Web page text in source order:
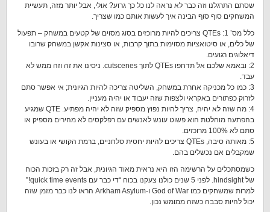
שסתם התרגלנו וזה כבר לא נראה לנו כל כך גרוע? אולי, אבל יותר מזה, תעשיית
המשחקים סוף סוף הבינה איך לעשות אותם כמו שצריך.
כלל מס’ 1: QTEs צריכים להיות מרוכזים בסוג מסוים של קטעים במשחק – תפעול
של כלים, או סיטואציות מסוימות בתוך קרבות, או סצינות אקשן במשחק שרובו
דיאלוגים רגועים.
2: ובאמא שלכם אל תדחפו QTEs לתוך cutscenes. ניסינו את זה וזה ממש לא
עבד.
3: כמו כל מכניקה אחרת במשחק, השליטה צריכה להיות הגיונית; אי אפשר סתם
לזרוק כפתורים באקראי ולצפות שזה יעבוד או יהיה מעניין.
4: מה שזה לא יהיה, צריך להיות נפוץ מספיק שזה לא יהיה מפתיע. QTE שמגיע
בהפתעה מוחלטת הוא פשוט עונש לאנשים עם רפלקסים לא מהירים מספיק או
סתם לא 100% מרוכזים.
5: מאותה סיבה, QTEs צריכים להיות יחסית סלחניים, ברמת הקושי או בעונש
שמקבלים אם נכשלים בהם.
כשמסתכלים על הרשימה הזו היא נראית מאוד הגיונית, אבל זה רק בזכות הכוח
של hindsight. לפני 5 שנים כולנו צעקנו בכוח “די כבר עם quick time events!”
למרות שמשחקים כמו God of War ו-Arkham Asylum הראו לנו כבר מזמן שזה
יכול להיות סבבה כשזה ממומש נכון.